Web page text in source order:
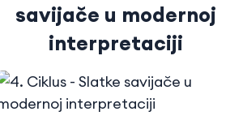
savijače u modernoj
interpretaciji